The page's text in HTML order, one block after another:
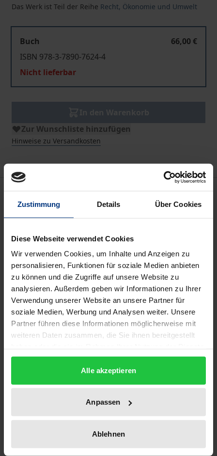
Zustimmung Details Über Cookies
Diese Webseite verwendet Cookies
Wir verwenden Cookies, um Inhalte und Anzeigen zu
personalisieren, Funktionen für soziale Medien anbieten
zu können und die Zugriffe auf unsere Website zu
analysieren. Außerdem geben wir Informationen zu Ihrer
Verwendung unserer Website an unsere Partner für
soziale Medien, Werbung und Analysen weiter. Unsere
Partner führen diese Informationen möglicherweise mit
weiteren Daten zusammen, die Sie ihnen bereitgestellt
gesammelt haben.
Alle akzeptieren
Anpassen
Ablehnen
Das Werk ist Teil der Reihe Recht, Ökonomie und Umwelt
Buch
66,00 €
ISBN 978-3-7890-7624-4
Nicht lieferbar
Zur Wunschliste hinzufügen
Hinweise zu Versandkosten
Beschreibung
Dem Umweltrecht wird von Ökonomen vorgehalten,
möglichen Umweltschutzerfolg. Vor dem
Hintergrund von Standortdebatte und
Globalisierung ist das Umweltrecht auch politisch
unter Rationalisierungsdruck geraten.
Der Stellenwert von »Effizienz« im Umweltrecht, ihre
konkrete Bedeutung, mögliche Konfliktlinien zu
Gerechtigkeit) sowie die Chancen für eine stärkere
Berücksichtigung in der Rechtspraxis waren zentrale
Gegenstände der Forschungsgruppe »Rationale
Zentrum für interdisziplinäre Forschung der
Universität Bielefeld. Der Abschlußband vereint
juristische, ökonomische und
sozialwissenschaftliche Arbeiten zur Effizienzfrage.